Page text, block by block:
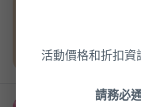
活動價格和折扣資
請務必